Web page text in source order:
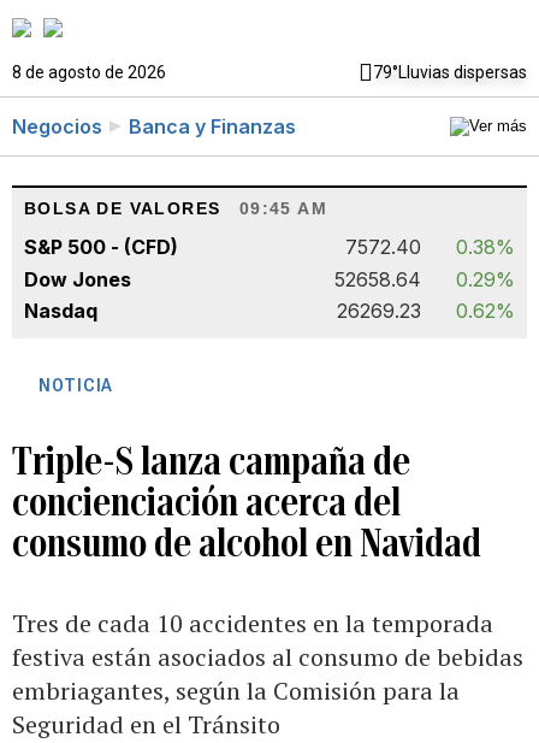
8 de agosto de 2026 79°Lluvias dispersas
Negocios Banca y Finanzas
BOLSA DE VALORES 09:45 AM
S&P 500 - (CFD) 7572.40
0.38%
Dow Jones
52658.64
0.29%
Nasdaq
26269.23 0.62%
NOTICIA
Triple-S lanza campaña de
concienciación acerca del
consumo de alcohol en Navidad
Tres de cada 10 accidentes en la temporada
festiva están asociados al consumo de bebidas
embriagantes, según la Comisión para la
Seguridad en el Tránsito